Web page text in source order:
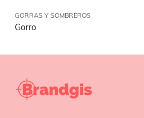
GORRAS Y SOMBREROS
Gorro